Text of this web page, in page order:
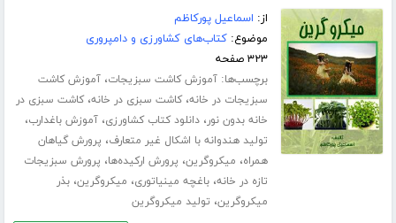
از: اسماعیل پورکاظم
موضوع:کتاب‌های کشاورزی و دامپروری
۳۲۳ صفحه
برچسب‌ها:آموزش کاشت سبزیجات،آموزش کاشت
سبزیجات در خانه،کاشت سبزی در خانه،کاشت سبزی در
خانه بدون نور،دانلود کتاب کشاورزی،آموزش باغدارب،
تولید هندوانه با اشکال غیر متعارف، پرورش گیاهان
همراه، میکروگرین، پرورش ارکیده‌ها، پرورش سبزیجات
تازه در خانه،باغچه مینیاتوری، میکروگرین،بذر
میکروگرین، تولید میکروگرین